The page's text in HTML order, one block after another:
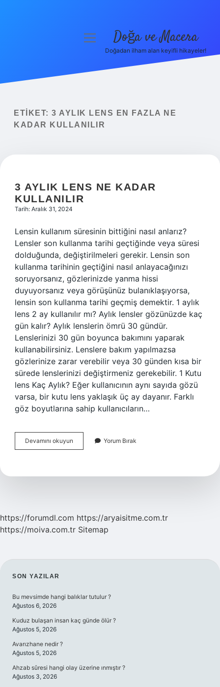
Yasal Uyarı
menüyü Doğa ve Macera
Doğadan ilham alan keyifli hikayeler!
ETIKET: 3 AYLIK LENS EN FAZLA NE
KADAR KULLANILIR
3 AYLIK LENS NE KADAR
KULLANILIR
Tarih: Aralık 31, 2024
Lensin kullanım süresinin bittiğini nasıl anlarız?
Lensler son kullanma tarihi geçtiğinde veya süresi
dolduğunda, değiştirilmeleri gerekir. Lensin son
kullanma tarihinin geçtiğini nasıl anlayacağınızı
soruyorsanız, gözlerinizde yanma hissi
duyuyorsanız veya görüşünüz bulanıklaşıyorsa,
lensin son kullanma tarihi geçmiş demektir. 1 aylık
lens 2 ay kullanılır mı? Aylık lensler gözünüzde kaç
gün kalır? Aylık lenslerin ömrü 30 gündür.
Lenslerinizi 30 gün boyunca bakımını yaparak
kullanabilirsiniz. Lenslere bakım yapılmazsa
gözlerinize zarar verebilir veya 30 günden kısa bir
sürede lenslerinizi değiştirmeniz gerekebilir. 1 Kutu
lens Kaç Aylık? Eğer kullanıcının aynı sayıda gözü
varsa, bir kutu lens yaklaşık üç ay dayanır. Farklı
göz boyutlarına sahip kullanıcıların…
Devamını okuyun
Aylık
Kadar
Yorum Bırak
https://forumdl.com https://aryaisitme.com.tr
https://moiva.com.tr Sitemap
SIDEBAR
SON YAZILAR
Bu mevsimde hangi balıklar tutulur ?
Ağustos 6, 2026
Kuduz bulaşan insan kaç günde ölür ?
Ağustos 5, 2026
Avarızhane nedir ?
Ağustos 5, 2026
Ahzab sûresi hangi olay üzerine ınmıştır ?
Ağustos 3, 2026